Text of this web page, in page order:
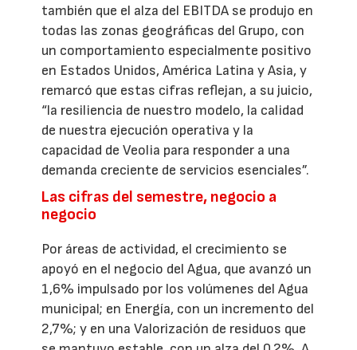
también que el alza del EBITDA se produjo en
todas las zonas geográficas del Grupo, con
un comportamiento especialmente positivo
en Estados Unidos, América Latina y Asia, y
remarcó que estas cifras reflejan, a su juicio,
“la resiliencia de nuestro modelo, la calidad
de nuestra ejecución operativa y la
capacidad de Veolia para responder a una
demanda creciente de servicios esenciales”.
Las cifras del semestre, negocio a
negocio
Por áreas de actividad, el crecimiento se
apoyó en el negocio del Agua, que avanzó un
1,6% impulsado por los volúmenes del Agua
municipal; en Energía, con un incremento del
2,7%; y en una Valorización de residuos que